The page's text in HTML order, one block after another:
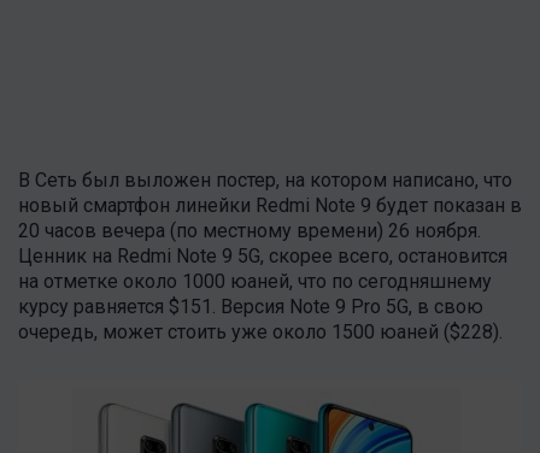
В Сеть был выложен постер, на котором написано, что
новый смартфон линейки Redmi Note 9 будет показан в
20 часов вечера (по местному времени) 26 ноября.
Ценник на Redmi Note 9 5G, скорее всего, остановится
на отметке около 1000 юаней, что по сегодняшнему
курсу равняется $151. Версия Note 9 Pro 5G, в свою
очередь, может стоить уже около 1500 юаней ($228).